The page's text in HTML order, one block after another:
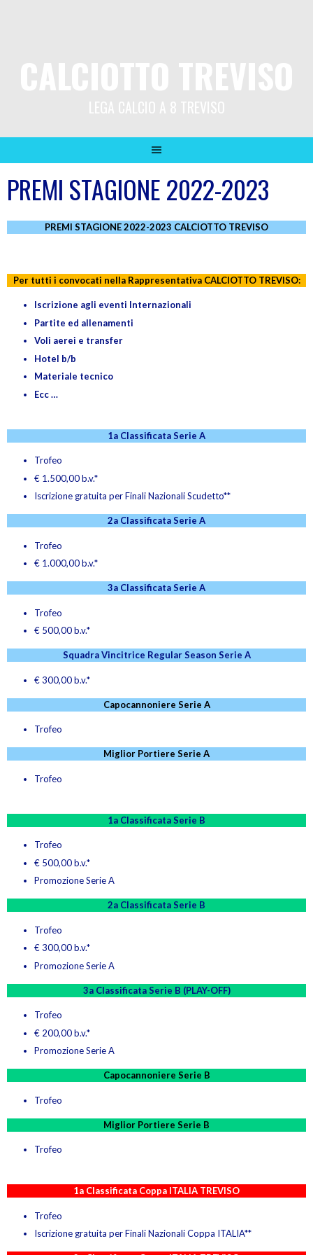
PREMI STAGIONE 2022-2023
PREMI STAGIONE 2022-2023 CALCIOTTO TREVISO
Per tutti i convocati nella Rappresentativa CALCIOTTO TREVISO:
Iscrizione agli eventi Internazionali
Partite ed allenamenti
Voli aerei e transfer
Hotel b/b
Materiale tecnico
Ecc …
1a Classificata Serie A
Trofeo
€ 1.500,00 b.v.*
Iscrizione gratuita per Finali Nazionali Scudetto**
2a Classificata Serie A
Trofeo
€ 1.000,00 b.v.*
3a Classificata Serie A
Trofeo
€ 500,00 b.v.*
SquadraVincitrice Regular Season Serie A
€ 300,00 b.v.*
Capocannoniere Serie A
Trofeo
Miglior Portiere Serie A
Trofeo
1a Classificata Serie B
Trofeo
€ 500,00 b.v.*
Promozione Serie A
2a Classificata Serie B
Trofeo
€ 300,00 b.v.*
Promozione Serie A
3a Classificata Serie B (PLAY-OFF)
Trofeo
€ 200,00 b.v.*
Promozione Serie A
Capocannoniere Serie B
Trofeo
Miglior Portiere Serie B
Trofeo
1a Classificata Coppa ITALIA TREVISO
Trofeo
Iscrizione gratuita per Finali Nazionali Coppa ITALIA**